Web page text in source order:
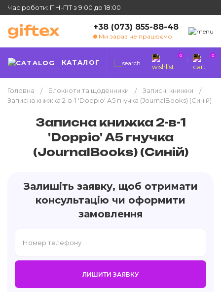
Час роботи: ПН-ПТ з 9:00 до 18:00
+38 (073) 855-88-48
Ми зараз не працюємо
КАТАЛОГ
0 0
Головна Блокноти та щоденники
Записні книжки
Записна книжка 2-в-1 'Doppio' А5 гнучка (JournalBooks) (Синій)
Записна книжка 2-в-1
'Doppio' А5 гнучка
(JournalBooks) (Синій)
Залишіть заявку, щоб отримати
консультацію чи оформити
замовлення
ЛИШИТИ ЗАЯВКУ